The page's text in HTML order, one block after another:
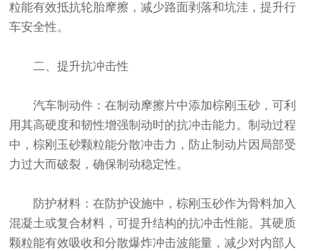
粒能有效抵抗轮胎摩擦，减少路面剥落和坑洼，提升行
车安全性。
二、提升抗冲击性
汽车制动件：在制动摩擦片中添加棕刚玉砂，可利
用其高硬度和韧性增强制动时的抗冲击能力。制动过程
中，棕刚玉砂颗粒能分散冲击力，防止制动片因局部受
力过大而破裂，确保制动稳定性。
防护材料：在防护设施中，棕刚玉砂作为骨料加入
混凝土或复合材料，可提升结构的抗冲击性能。其硬质
颗粒能有效吸收和分散爆炸冲击波能量，减少对内部人